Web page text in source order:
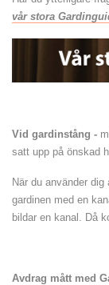
vår stora
Vid gardinstång -
satt upp på önskad
När du använder
gardinen med en
bildar en kanal. Då
Avdrag mått med